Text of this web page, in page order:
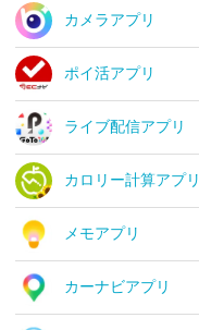
カメラアプリ
ポイ活アプリ
ライブ配信アプリ
カロリー計算アプリ
メモアプリ
カーナビアプリ